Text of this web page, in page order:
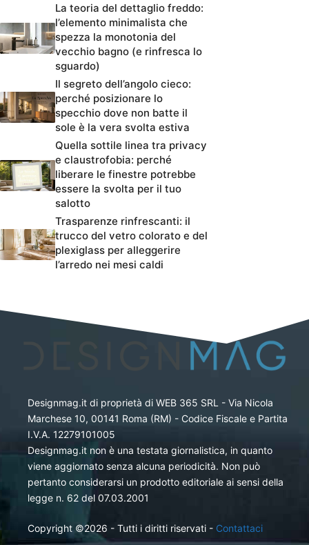
La teoria del dettaglio freddo:
l’elemento minimalista che
spezza la monotonia del
vecchio bagno (e rinfresca lo
sguardo)
Il segreto dell’angolo cieco:
perché posizionare lo
specchio dove non batte il
sole è la vera svolta estiva
Quella sottile linea tra privacy
e claustrofobia: perché
liberare le finestre potrebbe
essere la svolta per il tuo
salotto
Trasparenze rinfrescanti: il
trucco del vetro colorato e del
plexiglass per alleggerire
l’arredo nei mesi caldi
Designmag.it di proprietà di WEB 365 SRL - Via Nicola
Marchese 10, 00141 Roma (RM) - Codice Fiscale e Partita
I.V.A. 12279101005
Designmag.it non è una testata giornalistica, in quanto
viene aggiornato senza alcuna periodicità. Non può
pertanto considerarsi un prodotto editoriale ai sensi della
legge n. 62 del 07.03.2001
Copyright ©2026 - Tutti i diritti riservati - Contattaci